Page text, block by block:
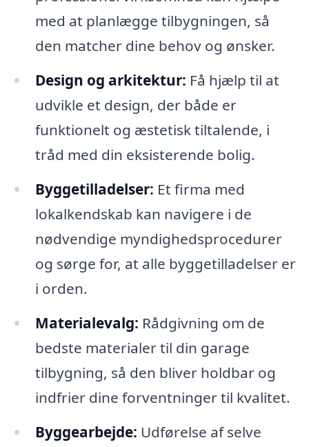
med at planlægge tilbygningen, så
den matcher dine behov og ønsker.
Design og arkitektur: Få hjælp til at
udvikle et design, der både er
funktionelt og æstetisk tiltalende, i
tråd med din eksisterende bolig.
Byggetilladelser: Et firma med
lokalkendskab kan navigere i de
nødvendige myndighedsprocedurer
og sørge for, at alle byggetilladelser er
i orden.
Materialevalg: Rådgivning om de
bedste materialer til din garage
tilbygning, så den bliver holdbar og
indfrier dine forventninger til kvalitet.
Byggearbejde: Udførelse af selve